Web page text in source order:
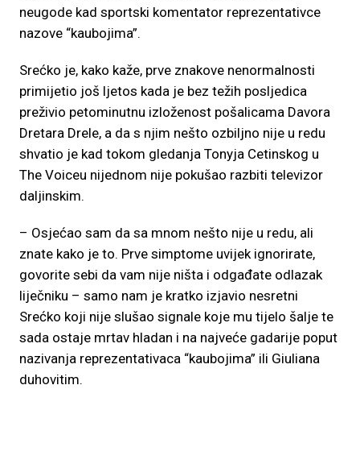
neugode kad sportski komentator reprezentativce
nazove “kaubojima”.
Srećko je, kako kaže, prve znakove nenormalnosti
primijetio još ljetos kada je bez težih posljedica
preživio petominutnu izloženost pošalicama Davora
Dretara Drele, a da s njim nešto ozbiljno nije u redu
shvatio je kad tokom gledanja Tonyja Cetinskog u
The Voiceu nijednom nije pokušao razbiti televizor
daljinskim.
– Osjećao sam da sa mnom nešto nije u redu, ali
znate kako je to. Prve simptome uvijek ignorirate,
govorite sebi da vam nije ništa i odgađate odlazak
liječniku – samo nam je kratko izjavio nesretni
Srećko koji nije slušao signale koje mu tijelo šalje te
sada ostaje mrtav hladan i na najveće gadarije poput
nazivanja reprezentativaca “kaubojima” ili Giuliana
duhovitim.